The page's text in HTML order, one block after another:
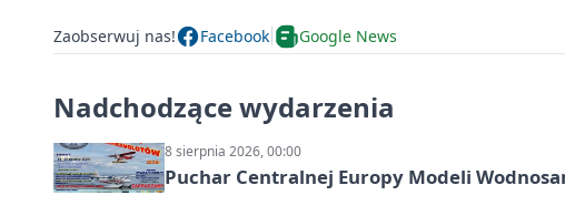
Zaobserwuj nas! Facebook Google News
Nadchodzące wydarzenia
8 sierpnia 2026, 00:00
Puchar Centralnej Europy Modeli